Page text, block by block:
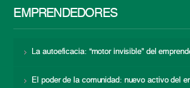
EMPRENDEDORES
La autoeficacia: “motor invisible” del
El poder de la comunidad: nuevo activo del